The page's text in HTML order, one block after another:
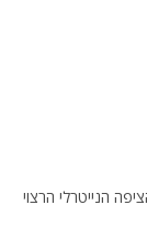
הרצוי